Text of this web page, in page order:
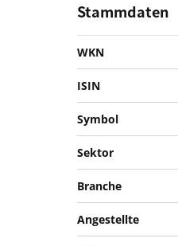
Stammdaten
WKN
ISIN
Symbol
Sektor
Branche
Angestellte